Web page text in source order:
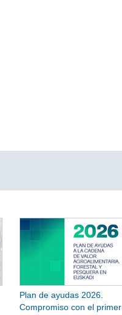
Plan de ayudas 2026.
Compromiso con el primer